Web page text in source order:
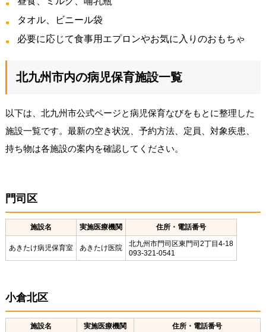
タオル、ビニール袋
必要に応じて食事用エプロンやお気に入りのおもちゃ
北九州市内の病児保育施設一覧
以下は、北九州市公式ページと病児保育なびをもとに整理した
施設一覧です。最新の空き状況、予約方法、定員、対象疾患、
持ち物は各施設の案内を確認してください。
門司区
施設名 実施医療機関 住所・電話番号
あきたけ病児保育室 あきたけ医院
北九州市門司区東門司2丁目4-18
093-321-0541
小倉北区
施設名 実施医療機関 住所・電話番号